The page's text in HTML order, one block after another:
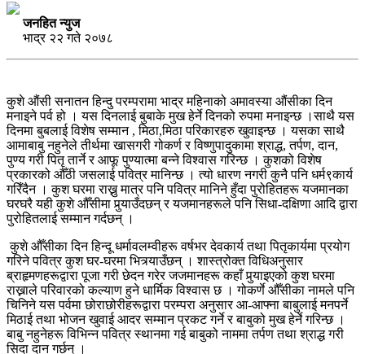
जनहित न्युज
भाद्र २२ गते २०७८
कुशे औंसी सनातन हिन्दु परम्परामा भाद्र महिनाको अमावस्या औंसीका दिन
मनाइने पर्व हो । यस दिनलाई बुबाके मुख हेर्ने दिनको रुपमा मनाइन्छ ।साथै यस
दिनमा बुबलाई विशेष सम्मान , मिठा,मिठा परिकारहरु खुवाइन्छ । यसका साथै
आमाबाबु नहुनेले तीर्थमा खासगरी गोकर्ण र विष्णुपादुकामा श्राद्ध, तर्पण, दान,
पुण्य गरी पितृ तार्ने र आफू पुण्यात्मा बन्ने विश्वास गरिन्छ । कुशको विशेष
प्रकारको औँठी जसलाई पवित्र मानिन्छ । त्यो धारण नगरी कुनै पनि धर्म९कार्य
गरिँदैन । कुश घरमा राख्नु मात्र पनि पवित्र मानिने हुँदा पुरोहितहरू यजमानका
घरघरै यही कुशे औँसीमा पुर्‍याउँदछन् र यजमानहरूले पनि सिधा-दक्षिणा आदि द्वारा
पुरोहितलाई सम्मान गर्दछन् ।
कुशे औँसीका दिन हिन्दू धर्मावलम्वीहरू वर्षभर देवकार्य तथा पितृकार्यमा प्रयोग
गरिने पवित्र कुश घर-घरमा भित्र्याउँछन् । शास्त्रोक्त विधिअनुसार
ब्राहृमणहरूद्वारा पूजा गरी छेदन गरेर जजमानहरू कहाँ पुर्‍याइएको कुश घरमा
राख्नाले परिवारको कल्याण हुने धार्मिक विश्वास छ । गोकर्णे औँसीका नामले पनि
चिनिने यस पर्वमा छोराछोरीहरूद्वारा परम्परा अनुसार आ-आफ्ना बाबुलाई मनपर्ने
मिठाई तथा भोजन खुवाई आदर सम्मान प्रकट गर्ने र बाबुको मुख हेर्ने गरिन्छ ।
बाबु नहुनेहरू विभिन्न पवित्र स्थानमा गई बाबुको नाममा तर्पण तथा श्राद्ध गरी
सिदा दान गर्छन् ।